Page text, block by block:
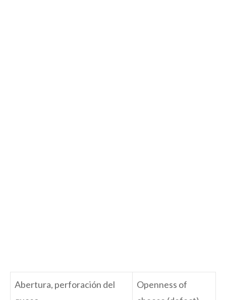
Abertura, perforación del
Openness of